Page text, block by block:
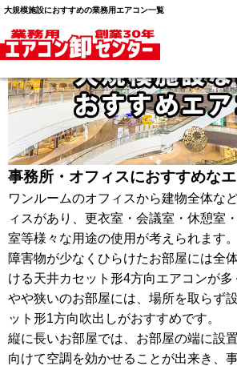
大規模施設におすすめの業務用エアコン一覧
事務所・オフィスにおすすめな
ワンルームのオフィスから建物全体な
ィスがあり、更衣室・会議室・休憩室
室等様々な用途の使用が考えられます。
障害物が少なくひらけたお部屋には全
ける天井カセット形4方向エアコンが多
やや狭いのお部屋には、場所を取らず
ット形1方向吹出しがおすすめです。
縦に長いお部屋では、お部屋の端に設
向けて空調を効かせることが出来き、